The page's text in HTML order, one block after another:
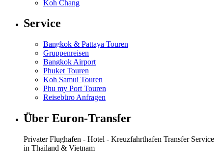
Koh Chang
Service
Bangkok & Pattaya Touren
Gruppenreisen
Bangkok Airport
Phuket Touren
Koh Samui Touren
Phu my Port Touren
Reisebüro Anfragen
Über Euron-Transfer
Privater Flughafen - Hotel - Kreuzfahrthafen Transfer Service
in Thailand & Vietnam